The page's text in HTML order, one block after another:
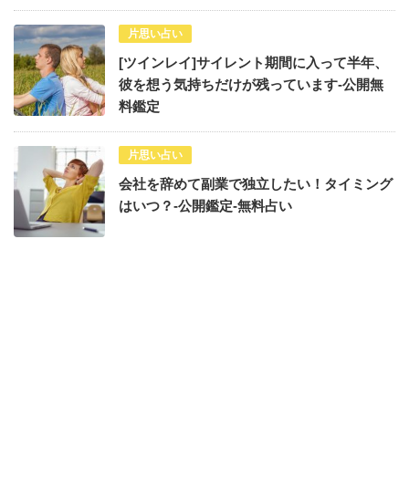
片思い占い
[ツインレイ]サイレント期間に入って半年、
彼を想う気持ちだけが残っています-公開無
料鑑定
片思い占い
会社を辞めて副業で独立したい！タイミング
はいつ？-公開鑑定-無料占い